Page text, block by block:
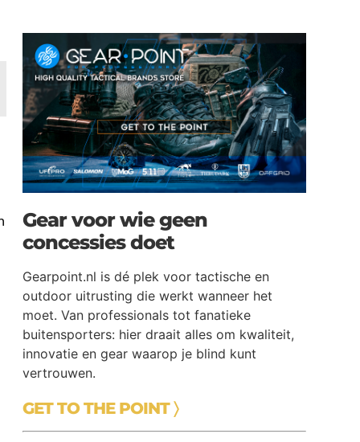
Gear voor wie geen
concessies doet
Gearpoint.nl is dé plek voor tactische en
outdoor uitrusting die werkt wanneer het
moet. Van professionals tot fanatieke
buitensporters: hier draait alles om kwaliteit,
innovatie en gear waarop je blind kunt
vertrouwen.
GET TO THE POINT 〉